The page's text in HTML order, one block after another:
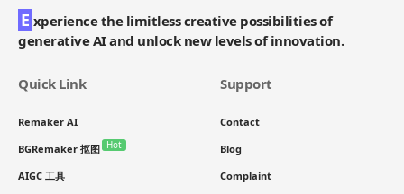
E xperience the limitless creative possibilities of
generative AI and unlock new levels of innovation.
Quick Link
Remaker AI
BGRemaker 抠图 Hot
AIGC 工具
Support
Contact
Blog
Complaint